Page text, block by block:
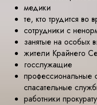
медики
те, кто трудится во
сотрудники с
занятые на особых
жители Крайнего
госслужащие
профессиональные
спасательные
работники